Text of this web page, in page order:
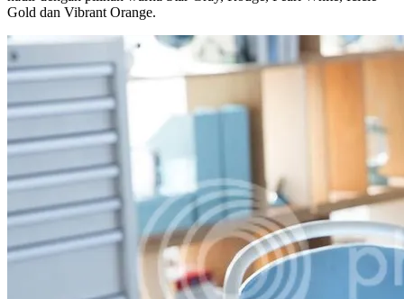
Gold dan Vibrant Orange.